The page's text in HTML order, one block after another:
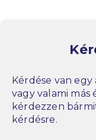
Kérdése van
vagy valami más
kérdezzen
kérdésre.